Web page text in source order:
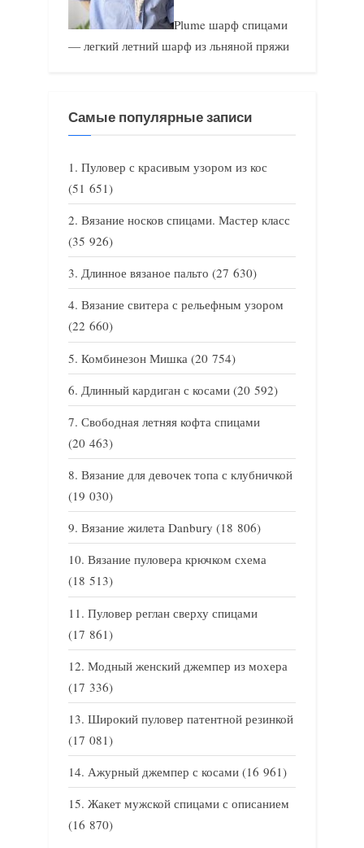
Plume шарф спицами
— легкий летний шарф из льняной пряжи
Самые популярные записи
Пуловер с красивым узором из кос
(51 651)
Вязание носков спицами. Мастер класс
(35 926)
Длинное вязаное пальто (27 630)
Вязание свитера с рельефным узором
(22 660)
Комбинезон Мишка (20 754)
Длинный кардиган с косами (20 592)
Свободная летняя кофта спицами
(20 463)
Вязание для девочек топа с клубничкой
(19 030)
Вязание жилета Danbury (18 806)
Вязание пуловера крючком схема
(18 513)
Пуловер реглан сверху спицами
(17 861)
Модный женский джемпер из мохера
(17 336)
Широкий пуловер патентной резинкой
(17 081)
Ажурный джемпер с косами (16 961)
Жакет мужской спицами с описанием
(16 870)